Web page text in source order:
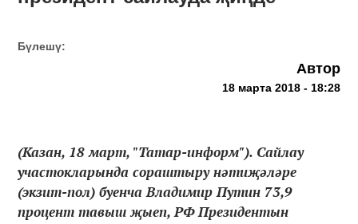
Бүлешү:
Автор
18 марта 2018 - 18:28
(Казан, 18 март, "Татар-информ"). Сайлау
участокларында сораштыру нәтиҗәләре
(экзит-пол) буенча Владимир Путин 73,9
процент тавыш җыеп, РФ Президентын